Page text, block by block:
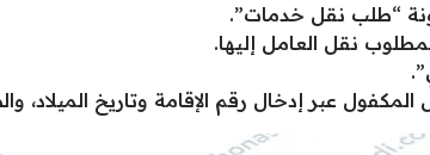
“طلب نقل خدمات”.
نقل العامل إليها.
المكفول عبر إدخال رقم الإقامة وتاريخ